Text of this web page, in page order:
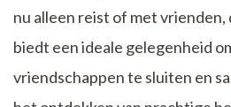
nu alleen reist of met
biedt een ideale gelegenheid
vriendschappen te sluiten en